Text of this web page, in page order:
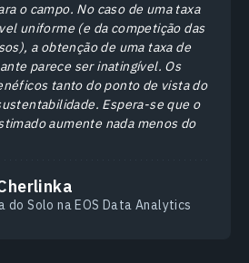
o campo. No caso de uma taxa
uniforme (e da competição das
a obtenção de uma taxa de
parece ser inatingível. Os
tanto do ponto de vista do
Espera-se que o
aumente nada menos do
do Solo na EOS Data Analytics